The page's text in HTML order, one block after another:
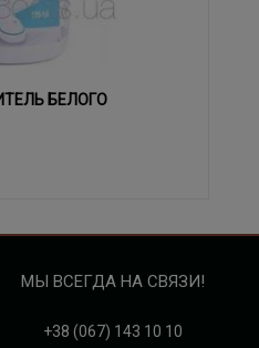
БЕЛОГО
МЫ ВСЕГДА НА СВЯЗИ!
+38 (067) 143 10 10